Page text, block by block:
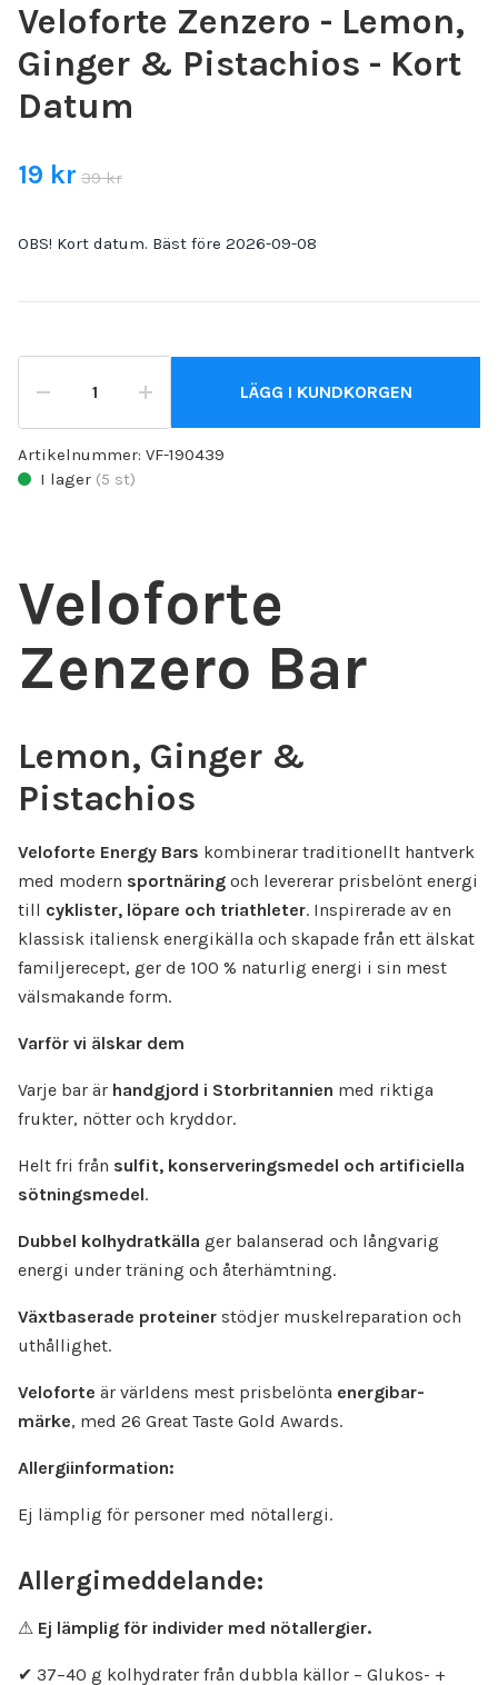
Veloforte Zenzero - Lemon,
Ginger & Pistachios - Kort
Datum
19 kr 39 kr
OBS! Kort datum. Bäst före 2026-09-08
LÄGG I KUNDKORGEN
Artikelnummer: VF-190439
I lager (5 st)
Veloforte
Zenzero Bar
Lemon, Ginger &
Pistachios
Veloforte Energy Bars kombinerar traditionellt hantverk
med modern sportnäring och levererar prisbelönt energi
till cyklister, löpare och triathleter. Inspirerade av en
klassisk italiensk energikälla och skapade från ett älskat
familjerecept, ger de 100 % naturlig energi i sin mest
välsmakande form.
Varför vi älskar dem
Varje bar är handgjord i Storbritannien med riktiga
frukter, nötter och kryddor.
Helt fri från sulfit, konserveringsmedel och artificiella
sötningsmedel.
Dubbel kolhydratkälla ger balanserad och långvarig
energi under träning och återhämtning.
Växtbaserade proteiner stödjer muskelreparation och
uthållighet.
Veloforte är världens mest prisbelönta energibar-
märke, med 26 Great Taste Gold Awards.
Allergiinformation:
Ej lämplig för personer med nötallergi.
Allergimeddelande:
⚠ Ej lämplig för individer med nötallergier.
✔ 37–40 g kolhydrater från dubbla källor – Glukos- +